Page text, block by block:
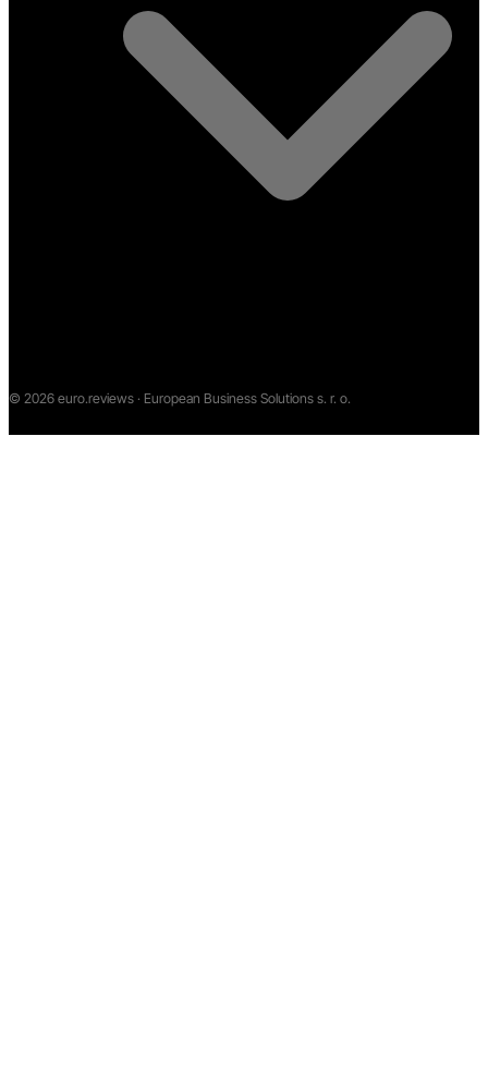
© 2026 euro.reviews · European Business Solutions s. r. o.